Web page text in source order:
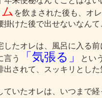
を飲まされた後も、オ
掛けた後で出せないなん
たオレは、風呂に入る
言う
「気張る」
とい
出されて、スッキリとし
いたオレは、いつまで